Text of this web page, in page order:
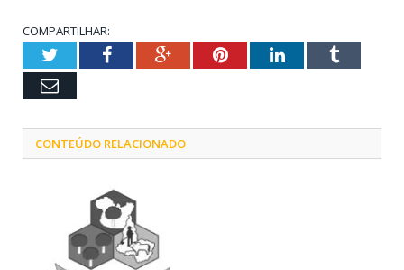
COMPARTILHAR:
TwitterFacebookGoogle+PinterestLinkedInTumblr
Email
CONTEÚDO RELACIONADO